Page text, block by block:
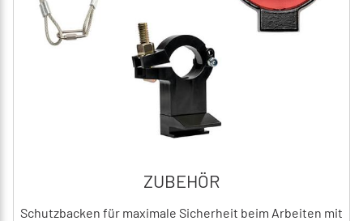
ZUBEHÖR
Schutzbacken für maximale Sicherheit beim Arbeiten mit